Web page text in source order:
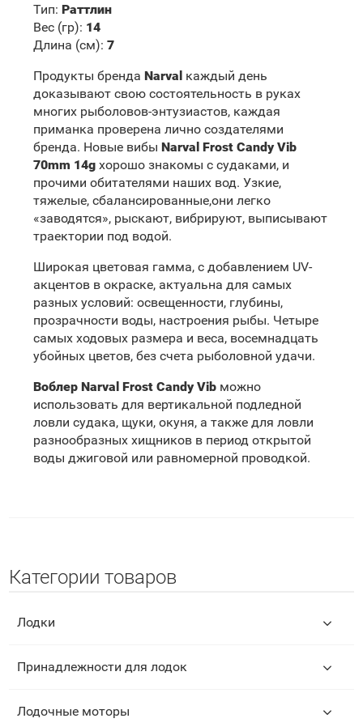
Тип: Раттлин
Вес (гр): 14
Длина (см): 7
Продукты бренда Narval каждый день
доказывают свою состоятельность в руках
многих рыболовов-энтузиастов, каждая
приманка проверена лично создателями
бренда. Новые вибы Narval Frost Candy Vib
70mm 14gхорошо знакомы с судаками, и
прочими обитателями наших вод. Узкие,
тяжелые, сбалансированные,они легко
«заводятся», рыскают, вибрируют, выписывают
траектории под водой.
Широкая цветовая гамма, с добавлением UV-
акцентов в окраске, актуальна для самых
разных условий: освещенности, глубины,
прозрачности воды, настроения рыбы. Четыре
самых ходовых размера и веса, восемнадцать
убойных цветов, без счета рыболовной удачи.
Воблер Narval Frost Candy Vibможно
использовать для вертикальной подледной
ловли судака, щуки, окуня, а также для ловли
разнообразных хищников в период открытой
воды джиговой или равномерной проводкой.
Категории товаров
Лодки
Принадлежности для лодок
Лодочные моторы